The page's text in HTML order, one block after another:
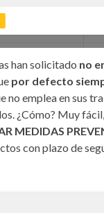
han solicitado no
por defecto
no emplea en sus
¿Cómo? Muy
MEDIDAS
con plazo de